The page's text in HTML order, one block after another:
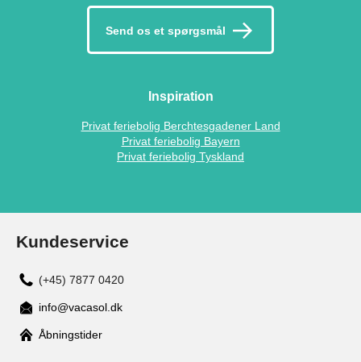
Send os et spørgsmål
Inspiration
Privat feriebolig Berchtesgadener Land
Privat feriebolig Bayern
Privat feriebolig Tyskland
Kundeservice
(+45) 7877 0420
info@vacasol.dk
Åbningstider